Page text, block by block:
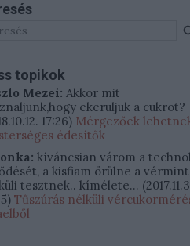
topikok
Mezei: Akkor mit
ekeruljuk a cukrot?
17:26) Mérgezőek
édesítők
kíváncsian várom a
a kisfiam örülne a
tesztnek.. kímélete... (
) Tűszúrás nélküli